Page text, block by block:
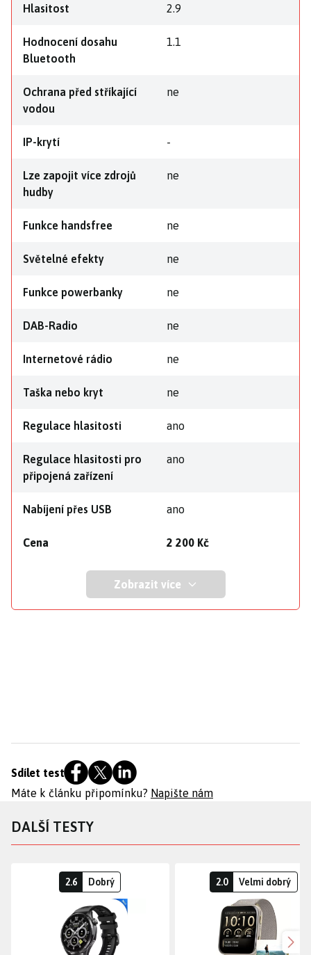
Hlasitost 2.9
Hodnocení dosahu
Bluetooth
1.1
Ochrana před stříkající
vodou
ne
IP-krytí -
Lze zapojit více zdrojů
hudby
ne
Funkce handsfree ne
Světelné efekty ne
Funkce powerbanky ne
DAB-Radio ne
Internetové rádio ne
Taška nebo kryt ne
Regulace hlasitosti ano
Regulace hlasitosti pro
připojená zařízení
ano
Nabíjení přes USB ano
Cena 2 200 Kč
Zobrazit více
Sdílet test
Máte k článku připomínku? Napište nám
DALŠÍ TESTY
2.6 Dobrý 2.0 Velmi dobrý